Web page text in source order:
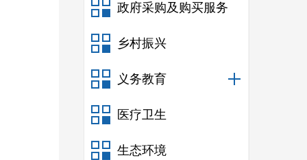
政府采购及购买服务
乡村振兴
义务教育
医疗卫生
生态环境